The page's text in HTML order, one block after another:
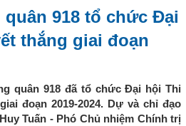
918 tổ chức Đại
thắng giai đoạn
quân 918 đã tổ chức Đại hội Thi
đoạn 2019-2024. Dự và chỉ đạo
Tuấn - Phó Chủ nhiệm Chính trị